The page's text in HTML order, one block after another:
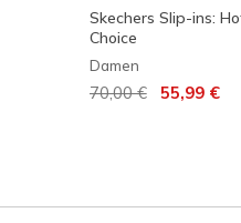
Skechers Slip-ins:
Choice
Damen
Reduziert von
70,00 €auf55,99 €